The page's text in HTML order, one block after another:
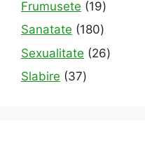
Frumusete 1919
products
Sanatate 180180
products
Sexualitate 2626
Slabire 3737